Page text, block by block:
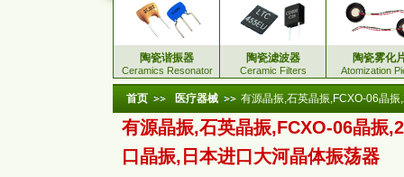
陶瓷谐振器
Ceramics Resonator
陶瓷滤波器
Ceramic Filters
陶瓷雾化
Atomization
首页 医疗器械 有源晶振,石英晶振,FCXO-06晶
有源晶振,石英晶振,FCXO-06晶振
口晶振,日本进口大河晶体振荡器